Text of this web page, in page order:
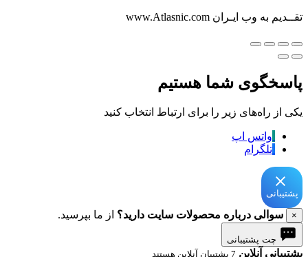
تقــدیم به وب ایـران www.Atlasnic.com
پاسخگوی شما هستیم
یکی از راه‌های زیر را برای ارتباط انتخاب کنید
واتس اپ
تلگرام
پشتیبانی
× سوالی درباره محصولات سایت دارید؟ از ما بپرسید.
چت پشتیبانی
پشتیبانی آنلاین 7 پشتیبان آنلاین هستند